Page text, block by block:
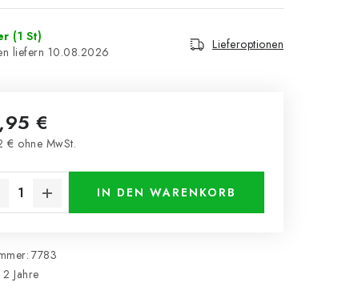
(1 St)
10.08.2026
Lieferoptionen
€
€ ohne MwSt.
IN DEN WARENKORB
7783
2 Jahre